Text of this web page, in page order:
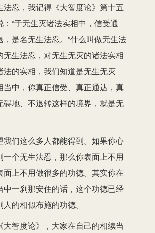
法忍，我记得《大智度论》第十五
：“于无生灭诸法实相中，信受通
，是名无生法忍。”什么叫做无生法
无生法忍，对无生无灭的诸法实相
法的实相，我们知道是无生无灭
当中，你真正信受、真正通达，真
碍地、不退转这样的境界，就是无
我们这么多人都能得到。如果你心
一个无生法忍，那么你表面上不用
面上不用做很多的功德。其实你在
中一刹那安住的话，这个功德已经
的相似布施的功德。
大智度论》，大家在自己的相续当